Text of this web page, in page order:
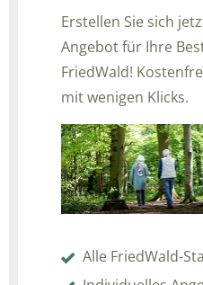
Erstellen Sie sich
Angebot für Ihre
FriedWald!
mit wenigen Klicks.
Alle FriedWald-